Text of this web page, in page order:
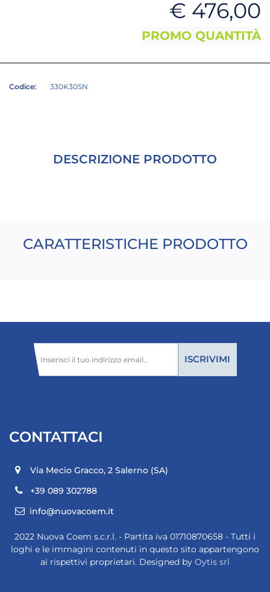
€ 476,00
PROMO QUANTITÀ
Codice: 330K30SN
DESCRIZIONE PRODOTTO
CARATTERISTICHE PRODOTTO
CONTATTACI
Via Mecio Gracco, 2 Salerno (SA)
+39 089 302788
info@nuovacoem.it
2022 Nuova Coem s.c.r.l. - Partita iva 01710870658 - Tutti i
loghi e le immagini contenuti in questo sito appartengono
ai rispettivi proprietari. Designed by Oytis srl